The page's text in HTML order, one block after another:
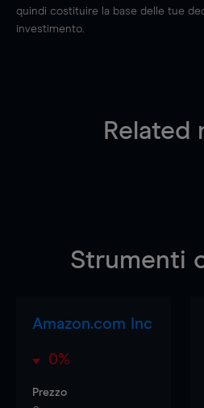
quindi costituire la base delle tue
investimento.
Related
Strumenti
Amazon.com Inc
0%
Prezzo